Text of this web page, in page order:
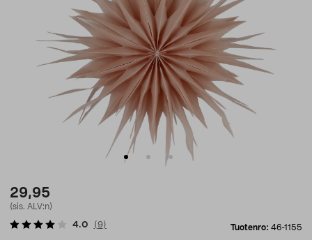
29,95
(sis. ALV:n)
Tuotenro: 46-1155
4.0 (9)